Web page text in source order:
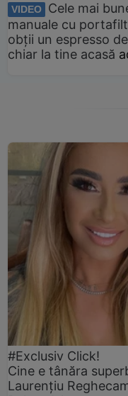
VIDEO
Cele mai
manuale cu
obții un espresso
chiar la tine acasă
#Exclusiv Click!
Cine e tânăra
Laurențiu